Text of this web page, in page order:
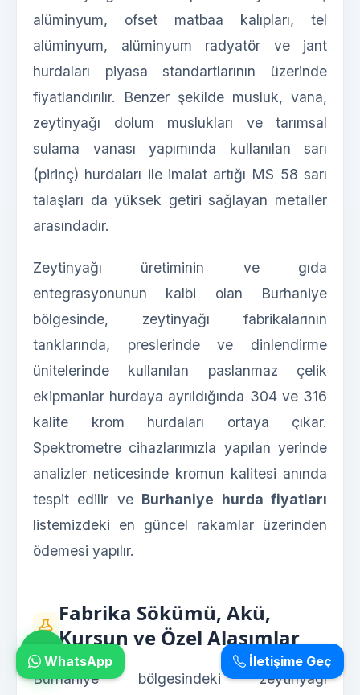
alüminyum, ofset matbaa kalıpları, tel
alüminyum, alüminyum radyatör ve jant
hurdaları piyasa standartlarının üzerinde
fiyatlandırılır. Benzer şekilde musluk, vana,
zeytinyağı dolum muslukları ve tarımsal
sulama vanası yapımında kullanılan sarı
(pirinç) hurdaları ile imalat artığı MS 58 sarı
talaşları da yüksek getiri sağlayan metaller
arasındadır.
Zeytinyağı üretiminin ve gıda
entegrasyonunun kalbi olan Burhaniye
bölgesinde, zeytinyağı fabrikalarının
tanklarında, preslerinde ve dinlendirme
ünitelerinde kullanılan paslanmaz çelik
ekipmanlar hurdaya ayrıldığında 304 ve 316
kalite krom hurdaları ortaya çıkar.
Spektrometre cihazlarımızla yapılan yerinde
analizler neticesinde kromun kalitesi anında
tespit edilir ve Burhaniye hurda fiyatları
listemizdeki en güncel rakamlar üzerinden
ödemesi yapılır.
Fabrika Sökümü, Akü,
Kurşun ve Özel Alaşımlar
Burhaniye bölgesindeki zeytinyağı
İletişime Geç
WhatsApp